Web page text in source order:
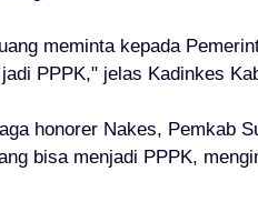
meminta kepada
PPPK," jelas Kadinkes
honorer Nakes, Pemkab
bisa menjadi PPPK,